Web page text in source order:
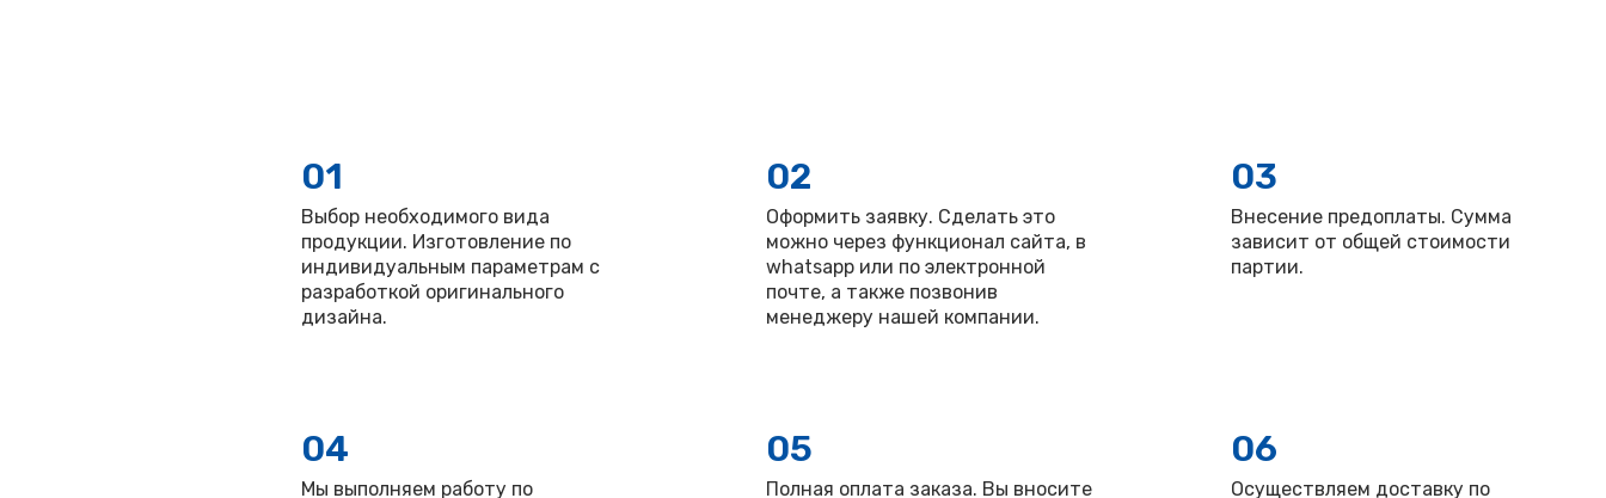
01
Выбор необходимого вида
продукции. Изготовление по
индивидуальным параметрам с
разработкой оригинального
дизайна.
02
Оформить заявку. Сделать это
можно через функционал сайта, в
whatsapp или по электронной
почте, а также позвонив
менеджеру нашей компании.
03
Внесение предоплаты. Сумма
зависит от общей стоимости
партии.
04
Мы выполняем работу по
05
Полная оплата заказа. Вы вносите
06
Осуществляем доставку по